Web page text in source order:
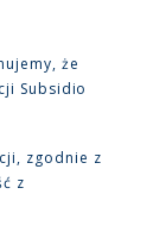
że
Subsidio
zgodnie z
z